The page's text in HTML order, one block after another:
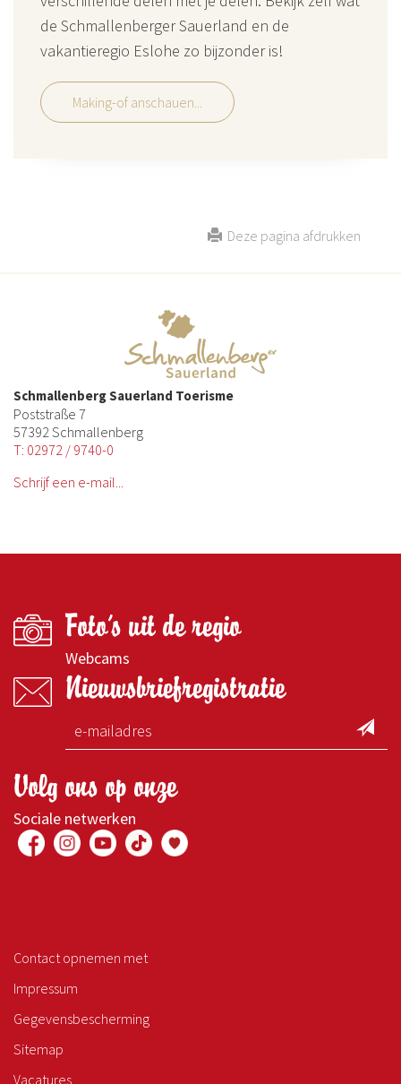
de Schmallenberger Sauerland en de
vakantieregio Eslohe zo bijzonder is!
Making-of anschauen...
Deze pagina afdrukken
Schmallenberg Sauerland Toerisme
Poststraße 7
57392 Schmallenberg
T: 02972 / 9740-0
Schrijf een e-mail...
Foto's uit de regio
Webcams
Nieuwsbriefregistratie
Volg ons op onze
Sociale netwerken
Contact opnemen met
Impressum
Gegevensbescherming
Sitemap
Vacatures